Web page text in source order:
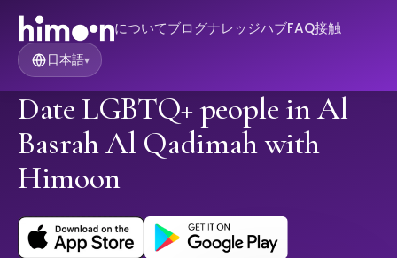
についてブログナレッジハブFAQ接触
日本語▾
Date LGBTQ+ people in Al
Basrah Al Qadimah with
Himoon